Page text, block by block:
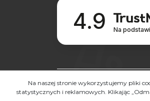
4.9 Na
na innych stronach www.
ścigane na drodze
Na naszej stronie wykorzystujemy pliki
statystycznych i reklamowych. Klikając